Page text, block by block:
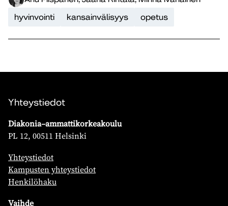
hyvinvointi
kansainvälisyys opetus
Yhteystiedot
Diakonia–ammattikorkeakoulu
PL 12, 00511 Helsinki
Yhteystiedot
Kampusten yhteystiedot
Henkilöhaku
Vaihde